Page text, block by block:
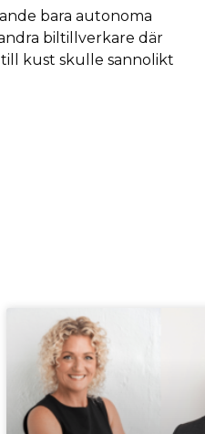
bara autonoma
biltillverkare där
kust skulle sannolikt